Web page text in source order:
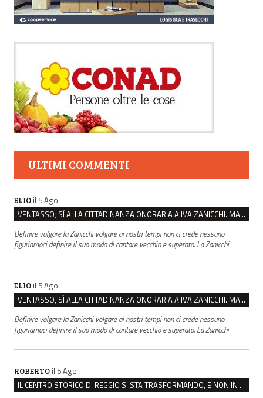
ULTIMI COMMENTI
ELIO il 5 Ago
VENTASSO, SÌ ALLA CITTADINANZA ONORARIA A IVA ZANICCHI. MA BARGIACCHI: “È DI PESSIMO GUSTO”
Definire volgare la Zanicchi volgare ai nostri tempi non ci crede nessuno
figuriamoci definire il suo modo di cantare vecchio e superato. La Zanicchi
ELIO il 5 Ago
VENTASSO, SÌ ALLA CITTADINANZA ONORARIA A IVA ZANICCHI. MA BARGIACCHI: “È DI PESSIMO GUSTO”
Definire volgare la Zanicchi volgare ai nostri tempi non ci crede nessuno
figuriamoci definire il suo modo di cantare vecchio e superato. La Zanicchi
ROBERTO il 5 Ago
IL CENTRO STORICO DI REGGIO SI STA TRASFORMANDO, E NON IN MEGLIO